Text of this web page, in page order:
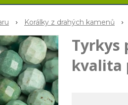
Korálky z drahých kamenů
Tyrkys
kvalita